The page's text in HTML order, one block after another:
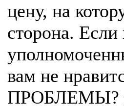
цену, на
сторона. Если
вам не
ПРОБЛЕМЫ?